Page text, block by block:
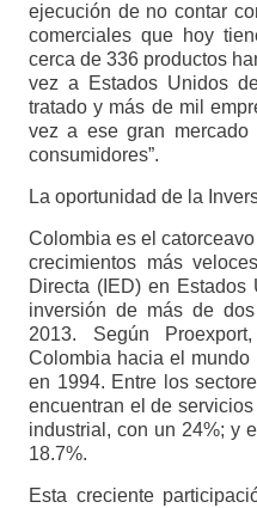
ejecución de no contar
comerciales que hoy
cerca de 336 productos
vez a Estados Unidos
tratado y más de mil
vez a ese gran
consumidores”.
La oportunidad de la
Colombia es el
crecimientos más
Directa (IED) en
inversión de más de
2013. Según
Colombia hacia el
en 1994. Entre los
encuentran el de
industrial, con un 24%; y
18.7%.
Esta creciente